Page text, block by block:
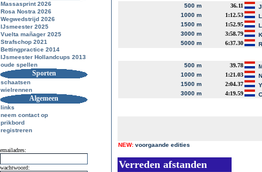
Massasprint 2026
Rosa Nostra 2026
Wegwedstrijd 2026
IJsmeester 2025
Vuelta mañager 2025
Strafschop 2021
Bettingpractice 2014
IJsmeester Hollandcups 2013
oude spellen
Sporten
schaatsen
wielrennen
Algemeen
links
neem contact op
prikbord
registreren
emailadres:
wachtwoord:
500 m 36.11
1000 m
1:12.53
1500 m
1:52.95
3000 m
3:58.79
5000 m
6:37.30
500 m 39.78
1000 m
1:21.03
1500 m
2:04.37
3000 m
4:19.59
NEW: voorgaande edities
Verreden afstanden